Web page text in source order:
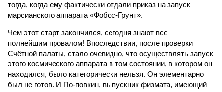
тогда, когда ему фактически отдали приказ на запуск
марсианского аппарата «Фобос-Грунт».
Чем этот старт закончился, сегодня знают все –
полнейшим провалом! Впоследствии, после проверки
Счётной палаты, стало очевидно, что осуществлять запуск
этого космического аппарата в том состоянии, в котором он
находился, было категорически нельзя. Он элементарно
был не готов. И По-повкин, выпускник физмата, имеющий